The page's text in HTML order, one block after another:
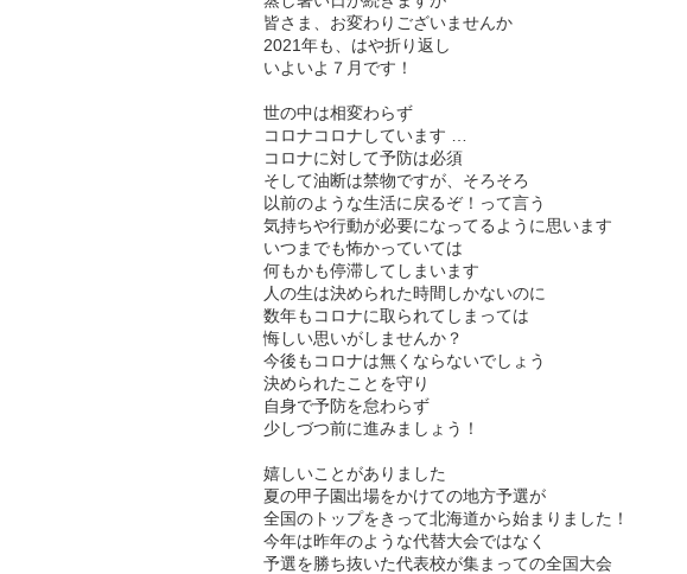
皆さま、お変わりございませんか
2021年も、はや折り返し
いよいよ７月です！
世の中は相変わらず
コロナコロナしています …
コロナに対して予防は必須
そして油断は禁物ですが、そろそろ
以前のような生活に戻るぞ！って言う
気持ちや行動が必要になってるように思います
いつまでも怖かっていては
何もかも停滞してしまいます
人の生は決められた時間しかないのに
数年もコロナに取られてしまっては
悔しい思いがしませんか？
今後もコロナは無くならないでしょう
決められたことを守り
自身で予防を怠わらず
少しづつ前に進みましょう！
嬉しいことがありました
夏の甲子園出場をかけての地方予選が
全国のトップをきって北海道から始まりました！
今年は昨年のような代替大会ではなく
予選を勝ち抜いた代表校が集まっての全国大会